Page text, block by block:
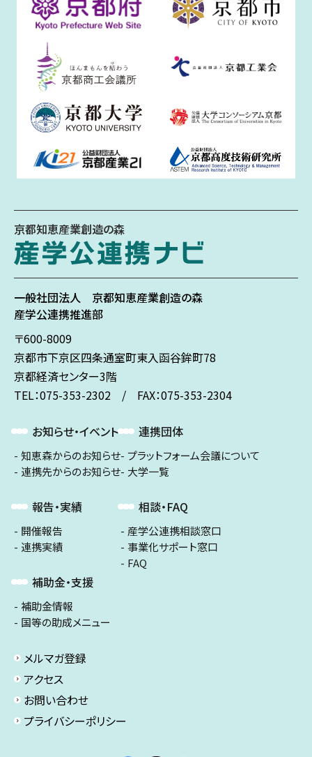
京都知恵産業創造の森
一般社団法人 京都知恵産業創造の森
産学公連携推進部
〒600-8009
京都市下京区四条通室町東入函谷鉾町78
京都経済センター3階
TEL：075-353-2302 / FAX：075-353-2304
お知らせ・イベント
知恵森からのお知らせ
連携先からのお知らせ
報告・実績
開催報告
連携実績
補助金・支援
補助金情報
国等の助成メニュー
連携団体
プラットフォーム会議について
大学一覧
相談・FAQ
産学公連携相談窓口
事業化サポート窓口
FAQ
メルマガ登録
アクセス
お問い合わせ
プライバシーポリシー